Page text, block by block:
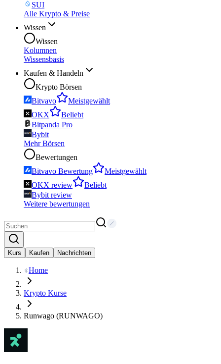
SUI
Alle Krypto & Preise
Wissen
Wissen
Kolumnen
Wissensbasis
Kaufen & Handeln
Krypto Börsen
Bitvavo
Meistgewählt
OKX
Beliebt
Bitpanda Pro
Bybit
Mehr Börsen
Bewertungen
Bitvavo Bewertung
Meistgewählt
OKX review
Beliebt
Bybit review
Weitere bewertungen
Kurs Kaufen Nachrichten
Home
Krypto Kurse
Runwago (RUNWAGO)